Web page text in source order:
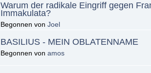
Warum der radikale Eingriff gegen
Immakulata?
Begonnen von Joel
BASILIUS - MEIN OBLATENNAME
Begonnen von amos